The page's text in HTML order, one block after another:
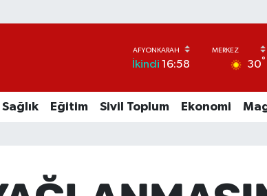
İkindi 16:58 30°
Sağlık Eğitim Sivil Toplum Ekonomi